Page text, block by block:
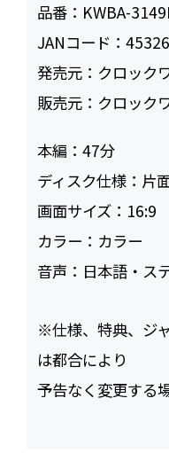
品番： KWBA-
JANコード：
発売元： クロック
販売元： クロック
本編：47
ディスク仕様： 片
画面サイズ： 16:9
カラー： カラー
音声： 日本語・ス
※仕様、特典、ジ
は都合により
予告なく変更する